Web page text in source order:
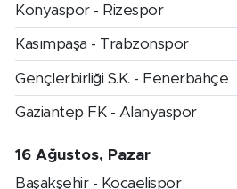
Konyaspor - Rizespor
Kasımpaşa - Trabzonspor
Gençlerbirliği S.K. - Fenerbahçe
Gaziantep FK - Alanyaspor
16 Ağustos, Pazar
Başakşehir - Kocaelispor